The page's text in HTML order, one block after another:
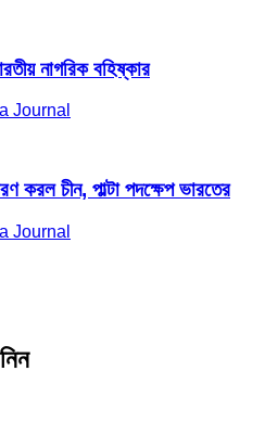
নাগরিক বহিষ্কার
Journal
করল চীন, পাল্টা পদক্ষেপ ভারতের
Journal